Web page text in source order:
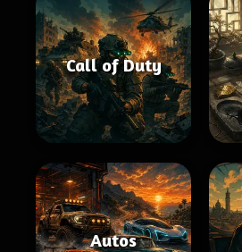
Call of Duty
Autos